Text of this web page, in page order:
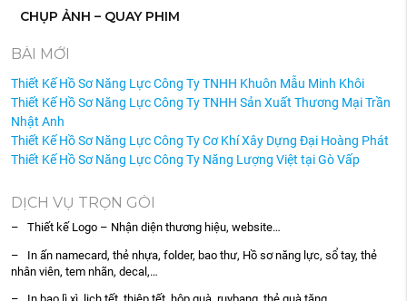
CHỤP ẢNH – QUAY PHIM
BÀI MỚI
Thiết Kế Hồ Sơ Năng Lực Công Ty TNHH Khuôn Mẫu Minh Khôi
Thiết Kế Hồ Sơ Năng Lực Công Ty TNHH Sản Xuất Thương Mại Trần
Nhật Anh
Thiết Kế Hồ Sơ Năng Lực Công Ty Cơ Khí Xây Dựng Đại Hoàng Phát
Thiết Kế Hồ Sơ Năng Lực Công Ty Năng Lượng Việt tại Gò Vấp
DỊCH VỤ TRỌN GÓI
– Thiết kế Logo – Nhận diện thương hiệu, website…
– In ấn namecard, thẻ nhựa, folder, bao thư, Hồ sơ năng lực, sổ tay, thẻ
nhân viên, tem nhãn, decal,…